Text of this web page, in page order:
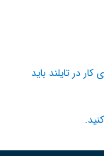
کار در تایلند باید